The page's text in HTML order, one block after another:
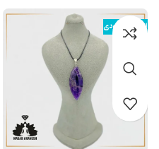
اتمام موجودی